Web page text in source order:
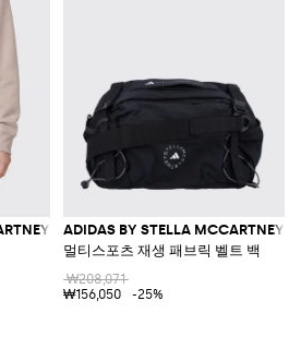
ADIDAS BY STELLA MCCARTNEY
멀티스포츠 재생 패브릭 벨트 백
₩208,071
₩156,050
-25%